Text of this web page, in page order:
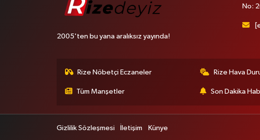
2005'ten bu yana aralıksız yayında!
No:
Rize Nöbetçi Eczaneler Rize Hava
Tüm Manşetler Son Dakika
Gizlilik Sözleşmesi İletişim Künye